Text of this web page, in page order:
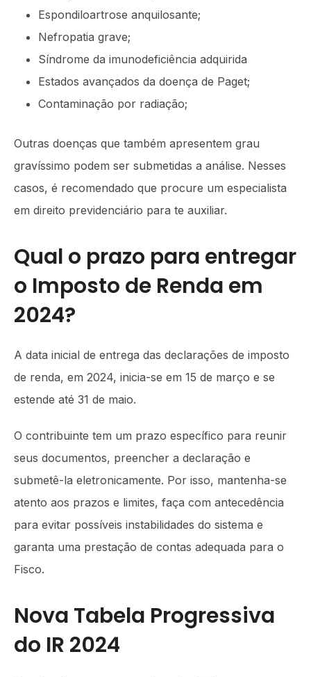
Espondiloartrose anquilosante;
Nefropatia grave;
Síndrome da imunodeficiência adquirida
Estados avançados da doença de Paget;
Contaminação por radiação;
Outras doenças que também apresentem grau
gravíssimo podem ser submetidas a análise. Nesses
casos, é recomendado que procure um especialista
em direito previdenciário para te auxiliar.
Qual o prazo para entregar
o Imposto de Renda em
2024?
A data inicial de entrega das declarações de imposto
de renda, em 2024, inicia-se em 15 de março e se
estende até 31 de maio.
O contribuinte tem um prazo específico para reunir
seus documentos, preencher a declaração e
submetê-la eletronicamente. Por isso, mantenha-se
atento aos prazos e limites, faça com antecedência
para evitar possíveis instabilidades do sistema e
garanta uma prestação de contas adequada para o
Fisco.
Nova Tabela Progressiva
do IR 2024